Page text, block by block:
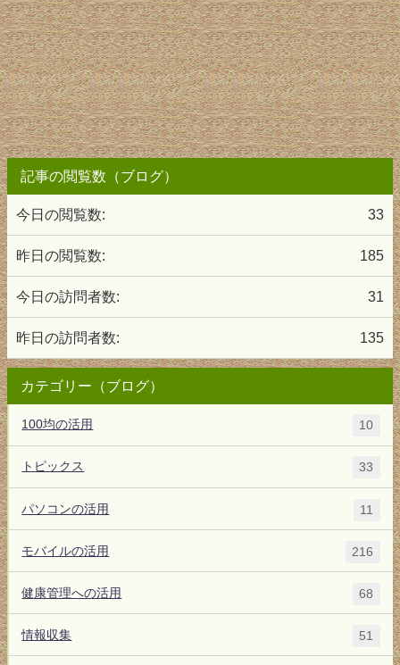
記事の閲覧数（ブログ）
33
今日の閲覧数:
185
昨日の閲覧数:
31
今日の訪問者数:
135
昨日の訪問者数:
カテゴリー（ブログ）
100均の活用 10
トピックス 33
パソコンの活用 11
モバイルの活用 216
健康管理への活用 68
情報収集 51